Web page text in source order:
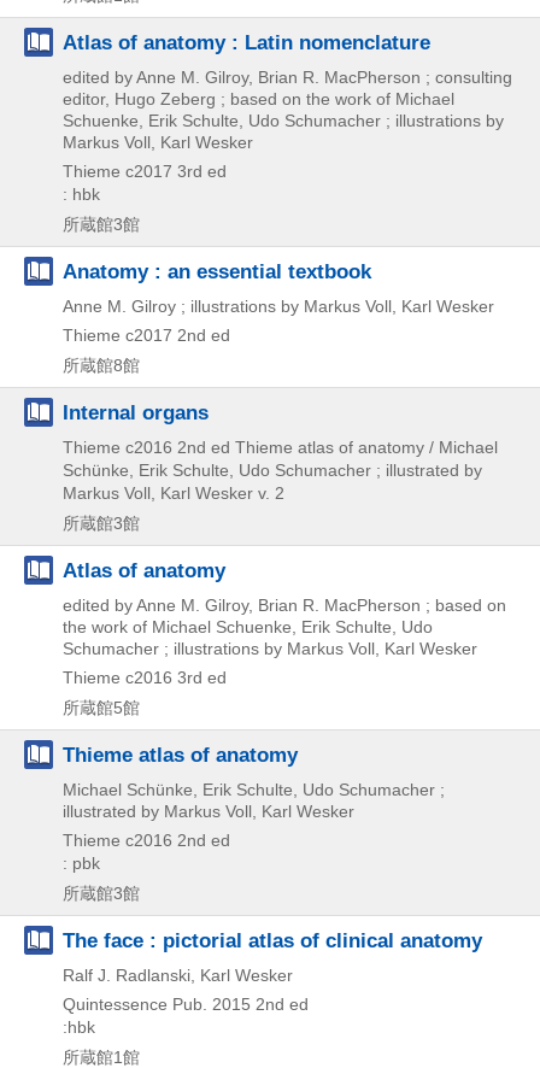
Atlas of anatomy : Latin nomenclature
edited by Anne M. Gilroy, Brian R. MacPherson ; consulting
editor, Hugo Zeberg ; based on the work of Michael
Schuenke, Erik Schulte, Udo Schumacher ; illustrations by
Markus Voll, Karl Wesker
Thieme c2017 3rd ed
: hbk
所蔵館3館
Anatomy : an essential textbook
Anne M. Gilroy ; illustrations by Markus Voll, Karl Wesker
Thieme c2017 2nd ed
所蔵館8館
Internal organs
Thieme c2016 2nd ed Thieme atlas of anatomy / Michael
Schünke,
Erik Schulte,
Udo Schumacher ; illustrated by
Markus Voll, Karl Wesker v. 2
所蔵館3館
Atlas of anatomy
edited by Anne M. Gilroy, Brian R. MacPherson ; based on
the work of Michael Schuenke, Erik Schulte, Udo
Schumacher ; illustrations by Markus Voll, Karl Wesker
Thieme c2016 3rd ed
所蔵館5館
Thieme atlas of anatomy
Michael Schünke, Erik Schulte, Udo Schumacher ;
illustrated by Markus Voll, Karl Wesker
Thieme c2016 2nd ed
: pbk
所蔵館3館
The face : pictorial atlas of clinical anatomy
Ralf J. Radlanski, Karl Wesker
Quintessence Pub. 2015 2nd ed
:hbk
所蔵館1館